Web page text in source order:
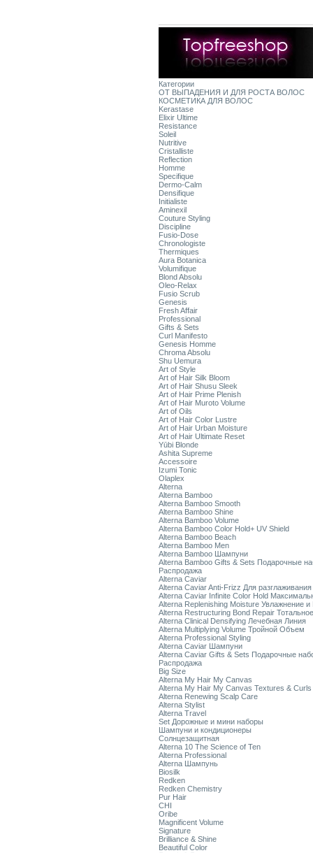
Категории
ОТ ВЫПАДЕНИЯ И ДЛЯ РОСТА ВОЛОС
КОСМЕТИКА ДЛЯ ВОЛОС
Kerastase
Elixir Ultime
Resistance
Soleil
Nutritive
Cristalliste
Reflection
Homme
Specifique
Dermo-Calm
Densifique
Initialiste
Aminexil
Couture Styling
Discipline
Fusio-Dose
Chronologiste
Thermiques
Aura Botanica
Volumifique
Blond Absolu
Oleo-Relax
Fusio Scrub
Genesis
Fresh Affair
Professional
Gifts & Sets
Curl Manifesto
Genesis Homme
Chroma Absolu
Shu Uemura
Art of Style
Art of Hair Silk Bloom
Art of Hair Shusu Sleek
Art of Hair Prime Plenish
Art of Hair Muroto Volume
Art of Oils
Art of Hair Color Lustre
Art of Hair Urban Moisture
Art of Hair Ultimate Reset
Yūbi Blonde
Ashita Supreme
Accessoire
Izumi Tonic
Olaplex
Alterna
Alterna Bamboo
Alterna Bamboo Smooth
Alterna Bamboo Shine
Alterna Bamboo Volume
Alterna Bamboo Color Hold+ UV Shield
Alterna Bamboo Beach
Alterna Bamboo Men
Alterna Bamboo Шампуни
Alterna Bamboo Gifts & Sets Подарочные
Распродажа
Alterna Caviar
Alterna Caviar Anti-Frizz Для
Alterna Caviar Infinite Color Hold
Alterna Replenishing Moisture Увлажнение и
Alterna Restructuring Bond Repair
Alterna Clinical Densifying Лечебная Линия
Alterna Multiplying Volume Тройной Объем
Alterna Professional Styling
Alterna Caviar Шампуни
Alterna Caviar Gifts & Sets Подарочные
Распродажа
Big Size
Alterna My Hair My Canvas
Alterna My Hair My Canvas Textures & Curls
Alterna Renewing Scalp Care
Alterna Stylist
Alterna Travel
Set Дорожные и мини наборы
Шампуни и кондиционеры
Солнцезащитная
Alterna 10 The Science of Ten
Alterna Professional
Alterna Шампунь
Biosilk
Redken
Redken Chemistry
Pur Hair
CHI
Oribe
Magnificent Volume
Signature
Brilliance & Shine
Beautiful Color